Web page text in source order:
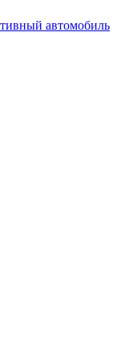
автомобиль